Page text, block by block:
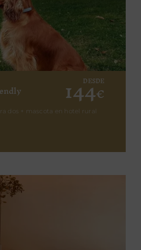
DESDE
144€
dos + mascota en hotel rural